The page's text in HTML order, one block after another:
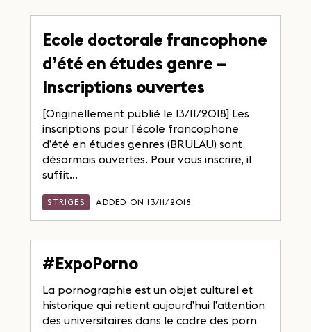
Ecole doctorale francophone
d’été en études genre –
Inscriptions ouvertes
[Originellement publié le 13/11/2018] Les
inscriptions pour l’école francophone
d’été en études genres (BRULAU) sont
désormais ouvertes. Pour vous inscrire, il
suffit...
STRIGES ADDED ON 13/11/2018
#ExpoPorno
La pornographie est un objet culturel et
historique qui retient aujourd’hui l’attention
des universitaires dans le cadre des porn